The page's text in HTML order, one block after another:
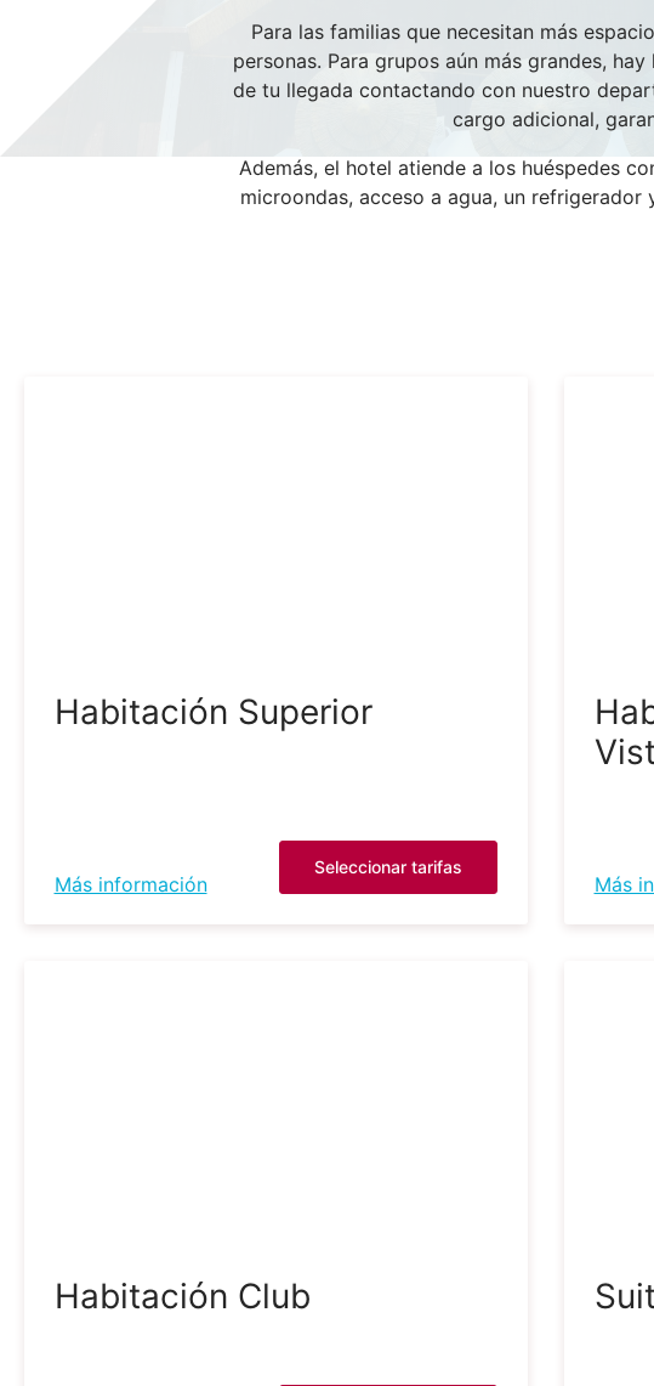
Para las familias que necesitan más
personas. Para grupos aún más grandes,
de tu llegada contactando con nuestro
cargo adicional,
Además, el hotel atiende a los huéspedes
microondas, acceso a agua, un
Habitación Superior
Más información
Seleccionar tarifas
Más
Habitación Club